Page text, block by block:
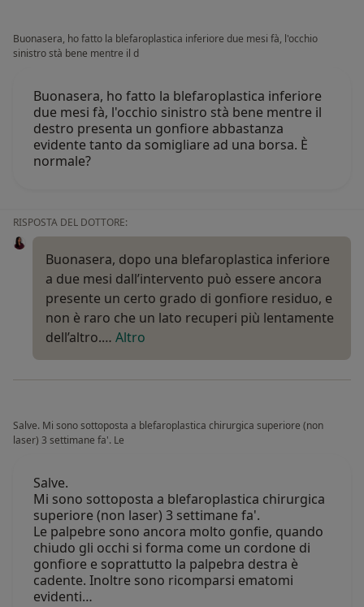
Buonasera, ho fatto la blefaroplastica inferiore due mesi fà, l'occhio
sinistro stà bene mentre il d
Buonasera, ho fatto la blefaroplastica inferiore
due mesi fà, l'occhio sinistro stà bene mentre il
destro presenta un gonfiore abbastanza
evidente tanto da somigliare ad una borsa. È
normale?
RISPOSTA DEL DOTTORE:
Buonasera, dopo una blefaroplastica inferiore
a due mesi dall’intervento può essere ancora
presente un certo grado di gonfiore residuo, e
non è raro che un lato recuperi più lentamente
dell’altro.… Altro
Salve. Mi sono sottoposta a blefaroplastica chirurgica superiore (non
laser) 3 settimane fa'. Le
Salve.
Mi sono sottoposta a blefaroplastica chirurgica
superiore (non laser) 3 settimane fa'.
Le palpebre sono ancora molto gonfie, quando
chiudo gli occhi si forma come un cordone di
gonfiore e soprattutto la palpebra destra è
cadente. Inoltre sono ricomparsi ematomi
evidenti…